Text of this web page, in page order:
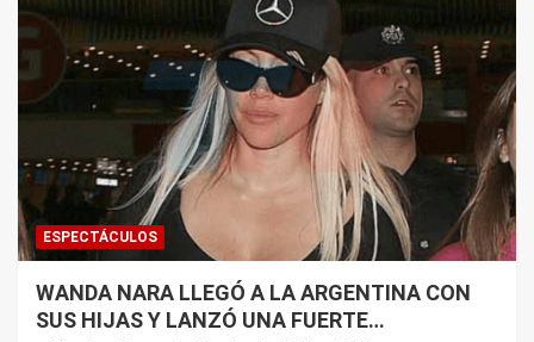
ESPECTÁCULOS
WANDA NARA LLEGÓ A LA ARGENTINA CON
SUS HIJAS Y LANZÓ UNA FUERTE